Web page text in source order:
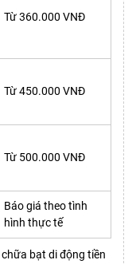
Từ 360.000 VNĐ
Từ 450.000 VNĐ
Từ 500.000 VNĐ
Báo giá theo tình
hình thực tế